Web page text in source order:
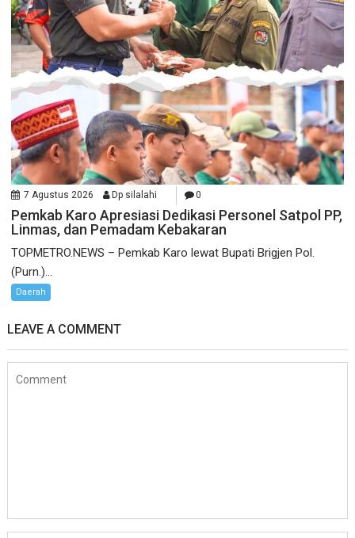
7 Agustus 2026 Dp silalahi 0
Pemkab Karo Apresiasi Dedikasi Personel Satpol PP,
Linmas, dan Pemadam Kebakaran
TOPMETRO.NEWS – Pemkab Karo lewat Bupati Brigjen Pol.
(Purn.)...
Daerah
LEAVE A COMMENT